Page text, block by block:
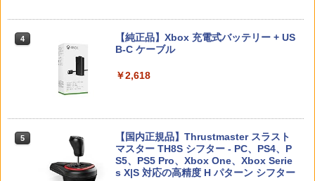
ズ Nintendo Switch 2 Edition(ニンテン
ドースイッチ2エディション) ネオス(202
5
[Switch 2] スプラトゥーン レイダース
（ダウンロード版）※4,800ポイントま
でご利用可 ■
【中古】 アサシン クリード ヴァルハ
ソニー・インタラクティブエンタテイン
メント 【PS5】Marvel’s Spider-Man 2
通常版 [ECJS-00035 PS5 マーベルス
【中古】PSP go「プレイステーショ
ン・ポータブル go」 パール・ホワイト
(PSP-N1000PW)
【楽天ブックス限定先着特典】「超かぐ
や姫！」通常版【Blu-ray】(アクリルコ
ースター) [ 夏吉ゆうこ ]
￥6,800
ゆめぎんがフェスティバル～【Blu-ra
y】 [ (V.A.) ]
￥7,920
ンラインコード版
ニンテンドープリペイド番号 5000円|オ
ンラインコード版
トローラー ミッドナイト ブラック(CFI-
ZCT2J01)
【純正品】DualSense ワイヤレスコン
トローラー(CFI-ZCT2J)
4
【純正品】Xbox 充電式バッテリー + US
B-C ケーブル
￥2,618
5
【国内正規品】Thrustmaster スラスト
マスター TH8S シフター - PC、PS4、P
S5、PS5 Pro、Xbox One、Xbox Serie
s X|S 対応の高精度 H パターン シフター